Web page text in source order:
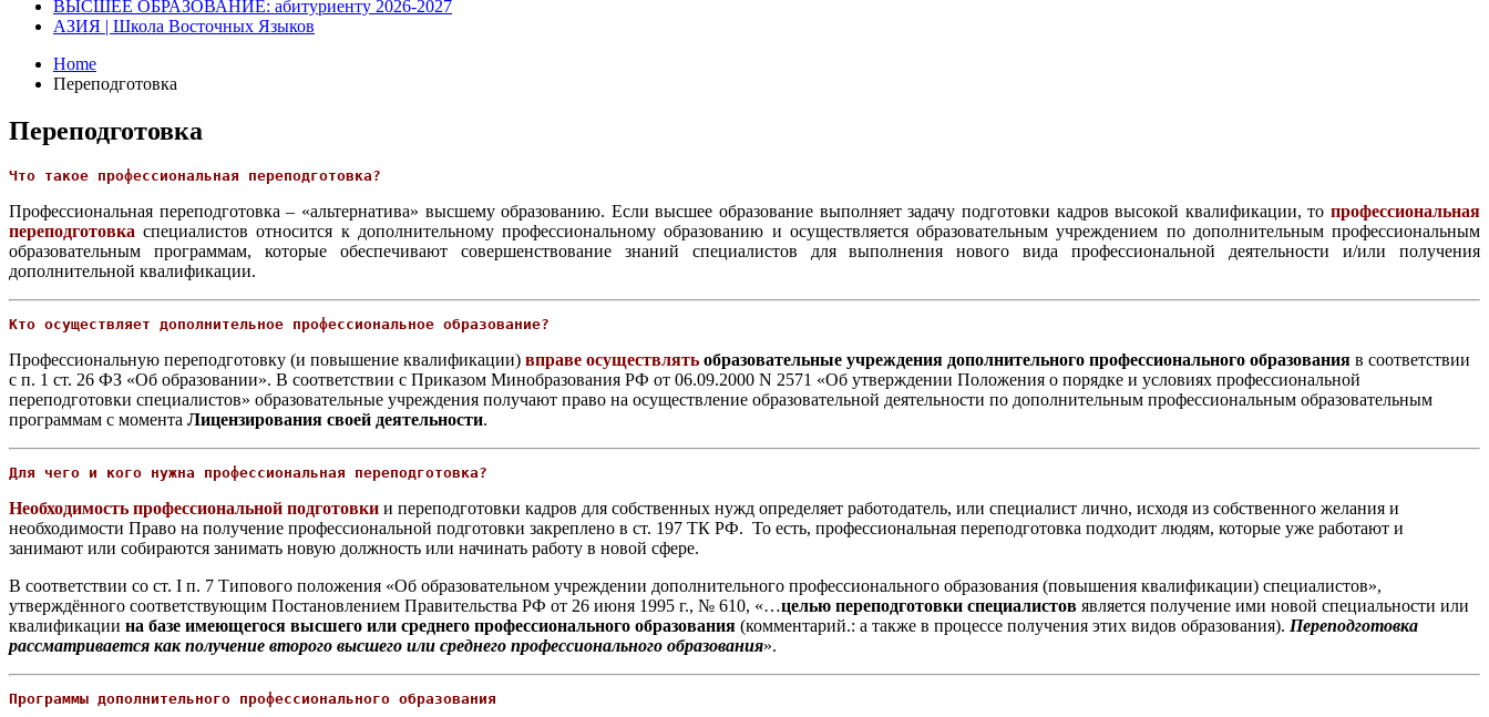
ВЫСШЕЕ ОБРАЗОВАНИЕ: абитуриенту 2026-2027
АЗИЯ | Школа Восточных Языков
Home
Переподготовка
Переподготовка
Что такое профессиональная переподготовка?
Профессиональная переподготовка – «альтернатива» высшему образованию. Если высшее образование выполняет задачу подготовки кадров высокой квалификации, то профессиональная
переподготовка специалистов относится к дополнительному профессиональному образованию и осуществляется образовательным учреждением по дополнительным профессиональным
образовательным программам, которые обеспечивают совершенствование знаний специалистов для выполнения нового вида профессиональной деятельности и/или получения
дополнительной квалификации.
Кто осуществляет дополнительное профессиональное образование?
Профессиональную переподготовку (и повышение квалификации) вправе осуществлять образовательные учреждения дополнительного профессионального образования в соответствии
с п. 1 ст. 26 ФЗ «Об образовании». В соответствии с Приказом Минобразования РФ от 06.09.2000 N 2571 «Об утверждении Положения о порядке и условиях профессиональной
переподготовки специалистов» образовательные учреждения получают право на осуществление образовательной деятельности по дополнительным профессиональным образовательным
программам с момента Лицензирования своей деятельности.
Для чего и кого нужна профессиональная переподготовка?
Необходимость профессиональной подготовки и переподготовки кадров для собственных нужд определяет работодатель, или специалист лично, исходя из собственного желания и
необходимости Право на получение профессиональной подготовки закреплено в ст. 197 ТК РФ. То есть, профессиональная переподготовка подходит людям, которые уже работают и
занимают или собираются занимать новую должность или начинать работу в новой сфере.
В соответствии со ст. I п. 7 Типового положения «Об образовательном учреждении дополнительного профессионального образования (повышения квалификации) специалистов»,
утверждённого соответствующим Постановлением Правительства РФ от 26 июня 1995 г., № 610, «…целью переподготовки специалистов является получение ими новой специальности или
квалификации на базе имеющегося высшего или среднего профессионального образования (комментарий.: а также в процессе получения этих видов образования). Переподготовка
рассматривается как получение второго высшего или среднего профессионального образования».
Программы дополнительного профессионального образования